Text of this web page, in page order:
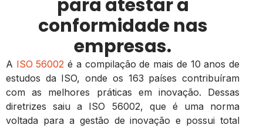
para atestar a
conformidade nas
empresas.
A ISO 56002 é a compilação de mais de 10 anos de
estudos da ISO, onde os 163 países contribuíram
com as melhores práticas em inovação. Dessas
diretrizes saiu a ISO 56002, que é uma norma
voltada para a gestão de inovação e possui total